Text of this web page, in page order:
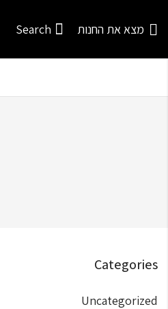
מצא את החנות Search
Categories
Uncategorized